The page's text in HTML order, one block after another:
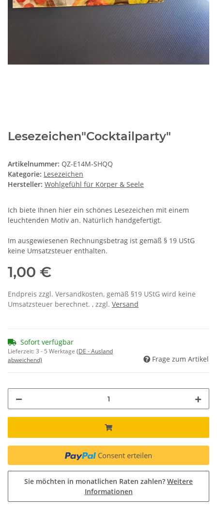
Lesezeichen"Cocktailparty"
Artikelnummer: QZ-E14M-SHQQ
Kategorie: Lesezeichen
Hersteller: Wohlgefühl für Körper & Seele
Ich biete Ihnen hier ein schönes Lesezeichen mit einem
leuchtenden Motiv an. Natürlich handgefertigt.
Im ausgewiesenen Rechnungsbetrag ist gemäß § 19 UStG
keine Umsatzsteuer enthalten.
1,00 €
Endpreis zzgl. Versandkosten, gemäß §19 UStG wird keine
Umsatzsteuer berechnet. , zzgl. Versand
Sofort verfügbar
Lieferzeit:3 - 5 Werktage (DE - Ausland
abweichend)
Frage zum Artikel
Consent erteilen
Sie möchten in monatlichen Raten zahlen? Weitere
Informationen